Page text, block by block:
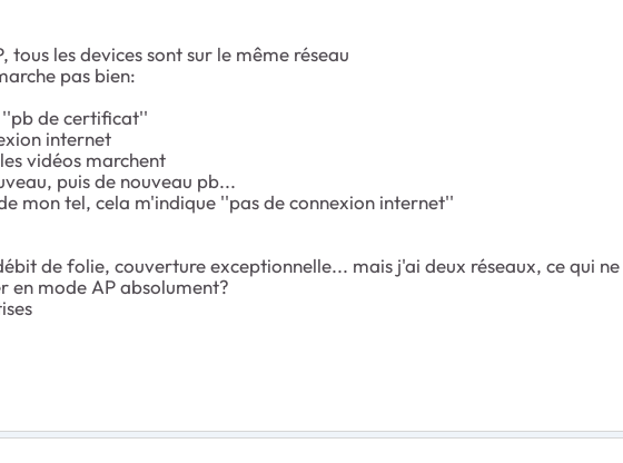
les devices sont sur le même réseau
pas bien:
''pb de certificat''
internet
vidéos marchent
puis de nouveau pb...
mon tel, cela m'indique ''pas de connexion internet''
de folie, couverture exceptionnelle... mais j'ai deux réseaux, ce qui
en mode AP absolument?